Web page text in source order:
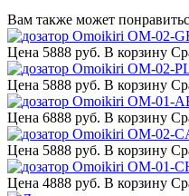
Вам также может
Цена 5888 руб. В корзину
Цена 5888 руб. В корзину
Цена 6888 руб. В корзину
Цена 5888 руб. В корзину
Цена 4888 руб. В корзину